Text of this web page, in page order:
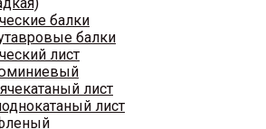
балки
балки
лист
лист
лист